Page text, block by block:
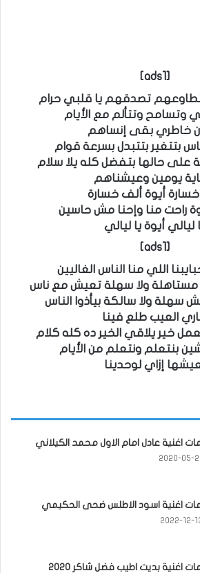
[ads1]
تصدقهم يا قلبي حرام
وتسامح وتتألم مع الأيام
خاطري بقى إنساهم
بتتغير بتتبدل بسرعة قوام
على حالها بتفضل كله يلا سلام
يومين وعيشناهم
خسارة أيوة ألف خسارة
راحت منا وإحنا مش حاسين
ليالي أيوة يا ليالي
[ads1]
اللي منا الناس الغاليين
ولا سهلة تعيش مع ناس
سهلة ولا سالكة بيأذوا الناس
العيب طلع فينا
خير يلاقي الخير ده كله كلام
بنتعلم ونتعلم من الأيام
إزاي لوحدينا
اغنية عادل امام الاول محمد الكيلاني
2020-05-
اغنية اسود الاطلس ضحى الحكيمي
2022-12-
اغنية بديت اطيب فضل شاكر 2020